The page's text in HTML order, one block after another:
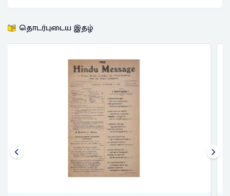
தொடர்புடைய இதழ்